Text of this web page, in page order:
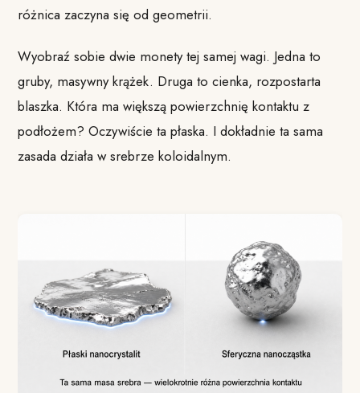
różnica zaczyna się od geometrii.
Wyobraź sobie dwie monety tej samej wagi. Jedna to
gruby, masywny krążek. Druga to cienka, rozpostarta
blaszka. Która ma większą powierzchnię kontaktu z
podłożem? Oczywiście ta płaska. I dokładnie ta sama
zasada działa w srebrze koloidalnym.